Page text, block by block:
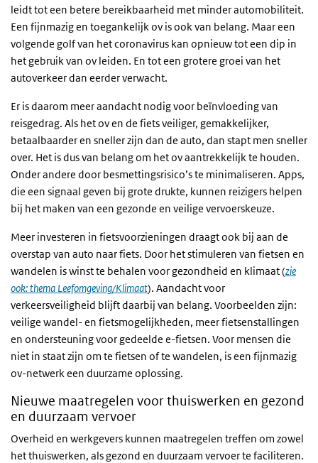
leidt tot een betere bereikbaarheid met minder automobiliteit.
Een fijnmazig en toegankelijk ov is ook van belang. Maar een
volgende golf van het coronavirus kan opnieuw tot een dip in
het gebruik van ov leiden. En tot een grotere groei van het
autoverkeer dan eerder verwacht.
Er is daarom meer aandacht nodig voor beïnvloeding van
reisgedrag. Als het ov en de fiets veiliger, gemakkelijker,
betaalbaarder en sneller zijn dan de auto, dan stapt men sneller
over. Het is dus van belang om het ov aantrekkelijk te houden.
Onder andere door besmettingsrisico’s te minimaliseren. Apps,
die een signaal geven bij grote drukte, kunnen reizigers helpen
bij het maken van een gezonde en veilige vervoerskeuze.
Meer investeren in fietsvoorzieningen draagt ook bij aan de
overstap van auto naar fiets. Door het stimuleren van fietsen en
wandelen is winst te behalen voor gezondheid en klimaat (zie
ook: thema Leefomgeving/Klimaat). Aandacht voor
verkeersveiligheid blijft daarbij van belang. Voorbeelden zijn:
veilige wandel- en fietsmogelijkheden, meer fietsenstallingen
en ondersteuning voor gedeelde e-fietsen. Voor mensen die
niet in staat zijn om te fietsen of te wandelen, is een fijnmazig
ov-netwerk een duurzame oplossing.
Nieuwe maatregelen voor thuiswerken en gezond
en duurzaam vervoer
Overheid en werkgevers kunnen maatregelen treffen om zowel
het thuiswerken, als gezond en duurzaam vervoer te faciliteren.